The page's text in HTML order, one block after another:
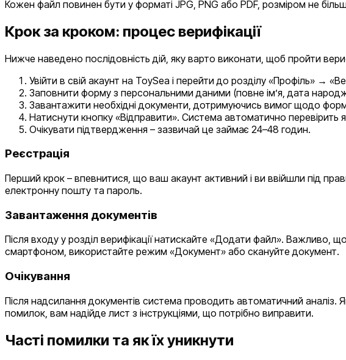
Кожен файл повинен бути у форматі JPG, PNG або PDF, розміром не
Крок за кроком: процес верифікації
Нижче наведено послідовність дій, яку варто виконати, щоб пройти
Увійти в свій акаунт на ToySea і перейти до розділу «Профіль» →
Заповнити форму з персональними даними (повне ім’я, дата
Завантажити необхідні документи, дотримуючись вимог щодо
Натиснути кнопку «Відправити». Система автоматично перевірить
Очікувати підтвердження – зазвичай це займає 24–48 годин.
Реєстрація
Перший крок – впевнитися, що ваш акаунт активний і ви ввійшли під
електронну пошту та пароль.
Завантаження документів
Після входу у розділ верифікації натискайте «Додати файл». Важливо,
смартфоном, використайте режим «Документ» або скануйте документ.
Очікування
Після надсилання документів система проводить автоматичний
помилок, вам надійде лист з інструкціями, що потрібно виправити.
Часті помилки та як їх уникнути